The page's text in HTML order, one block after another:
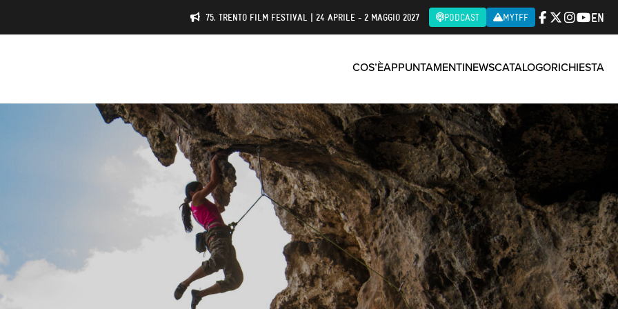
75. TRENTO FILM FESTIVAL | 24 APRILE - 2 MAGGIO 2027 PODCAST MYTFF EN
COS’ÈAPPUNTAMENTINEWSCATALOGORICHIESTA